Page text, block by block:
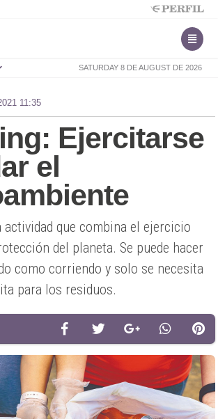
SATURDAY 8 DE AUGUST DE 2026
11:35
Ejercitarse
el
actividad que combina el ejercicio
del planeta. Se puede hacer
como corriendo y solo se necesita
para los residuos.